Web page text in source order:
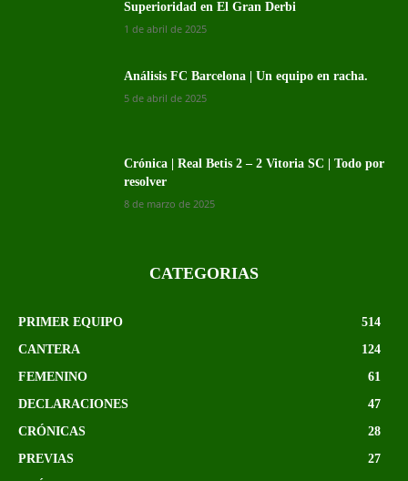
Superioridad en El Gran Derbi
1 de abril de 2025
Análisis FC Barcelona | Un equipo en racha.
5 de abril de 2025
Crónica | Real Betis 2 – 2 Vitoria SC | Todo por
resolver
8 de marzo de 2025
CATEGORIAS
PRIMER EQUIPO
514
CANTERA
124
FEMENINO
61
DECLARACIONES
47
CRÓNICAS
28
PREVIAS
27